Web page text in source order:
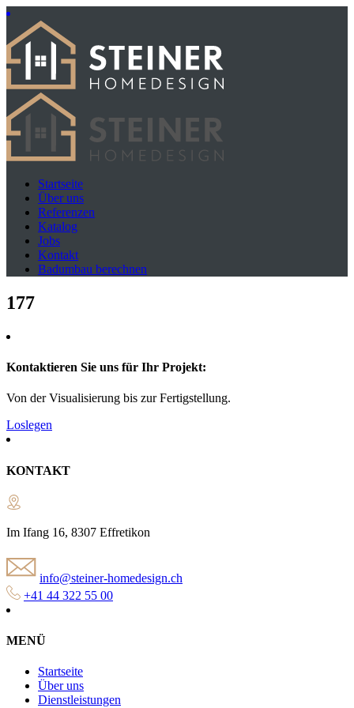
Startseite
Über uns
Referenzen
Katalog
Jobs
Kontakt
Badumbau berechnen
177
Kontaktieren Sie uns für Ihr Projekt:
Von der Visualisierung bis zur Fertigstellung.
Loslegen
KONTAKT
Im Ifang 16, 8307 Effretikon
info@steiner-homedesign.ch
+41 44 322 55 00
MENÜ
Startseite
Über uns
Dienstleistungen